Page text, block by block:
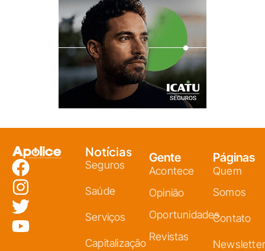
Notícias
Seguros
Saúde
Serviços
Capitalização
Gente
Acontece
Opinião
Oportunidades
Revistas
Páginas
Quem
Somos
Contato
Newsletter